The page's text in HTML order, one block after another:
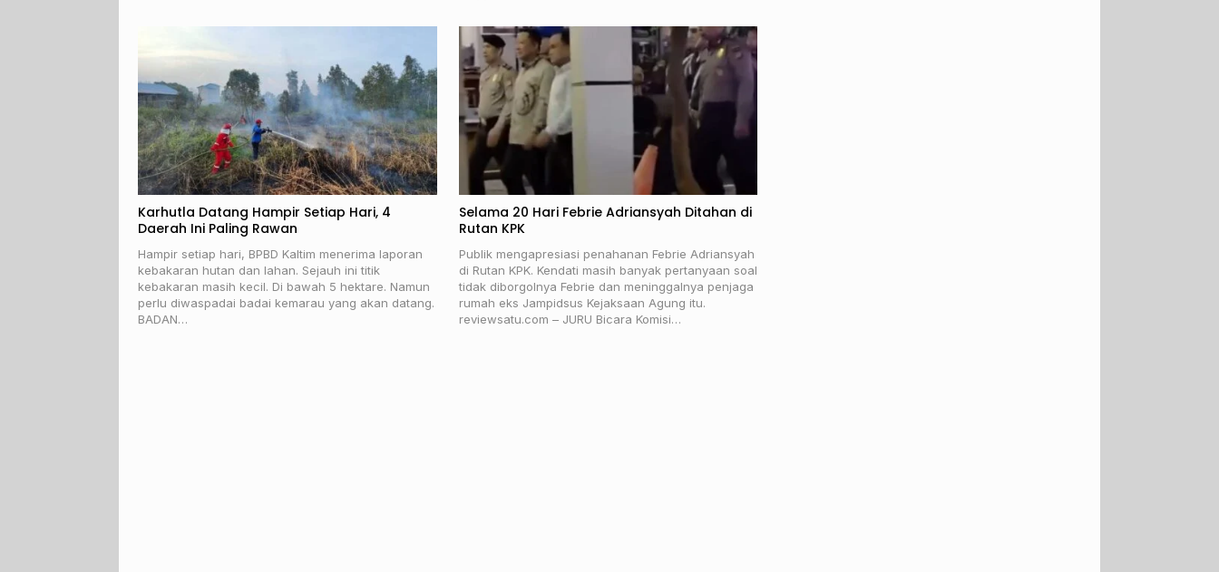
Karhutla Datang Hampir Setiap Hari, 4
Daerah Ini Paling Rawan
Hampir setiap hari, BPBD Kaltim menerima laporan
kebakaran hutan dan lahan. Sejauh ini titik
kebakaran masih kecil. Di bawah 5 hektare. Namun
perlu diwaspadai badai kemarau yang akan datang.
BADAN…
Selama 20 Hari Febrie Adriansyah Ditahan di
Rutan KPK
Publik mengapresiasi penahanan Febrie Adriansyah
di Rutan KPK. Kendati masih banyak pertanyaan soal
tidak diborgolnya Febrie dan meninggalnya penjaga
rumah eks Jampidsus Kejaksaan Agung itu.
reviewsatu.com – JURU Bicara Komisi…